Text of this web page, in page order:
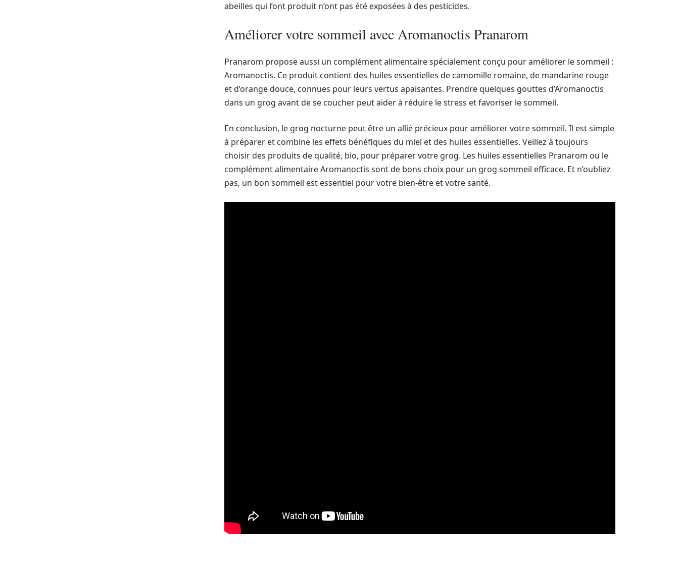
abeilles qui l’ont produit n’ont pas été exposées à des pesticides.
Améliorer votre sommeil avec Aromanoctis Pranarom
Pranarom propose aussi un complément alimentaire spécialement conçu pour améliorer le sommeil :
Aromanoctis. Ce produit contient des huiles essentielles de camomille romaine, de mandarine rouge
et d’orange douce, connues pour leurs vertus apaisantes. Prendre quelques gouttes d’Aromanoctis
dans un grog avant de se coucher peut aider à réduire le stress et favoriser le sommeil.
En conclusion, le grog nocturne peut être un allié précieux pour améliorer votre sommeil. Il est simple
à préparer et combine les effets bénéfiques du miel et des huiles essentielles. Veillez à toujours
choisir des produits de qualité, bio, pour préparer votre grog. Les huiles essentielles Pranarom ou le
complément alimentaire Aromanoctis sont de bons choix pour un grog sommeil efficace. Et n’oubliez
pas, un bon sommeil est essentiel pour votre bien-être et votre santé.